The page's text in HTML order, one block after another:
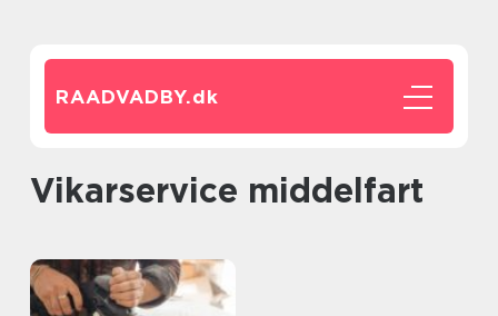
RAADVADBY.dk
vikarservice middelfart